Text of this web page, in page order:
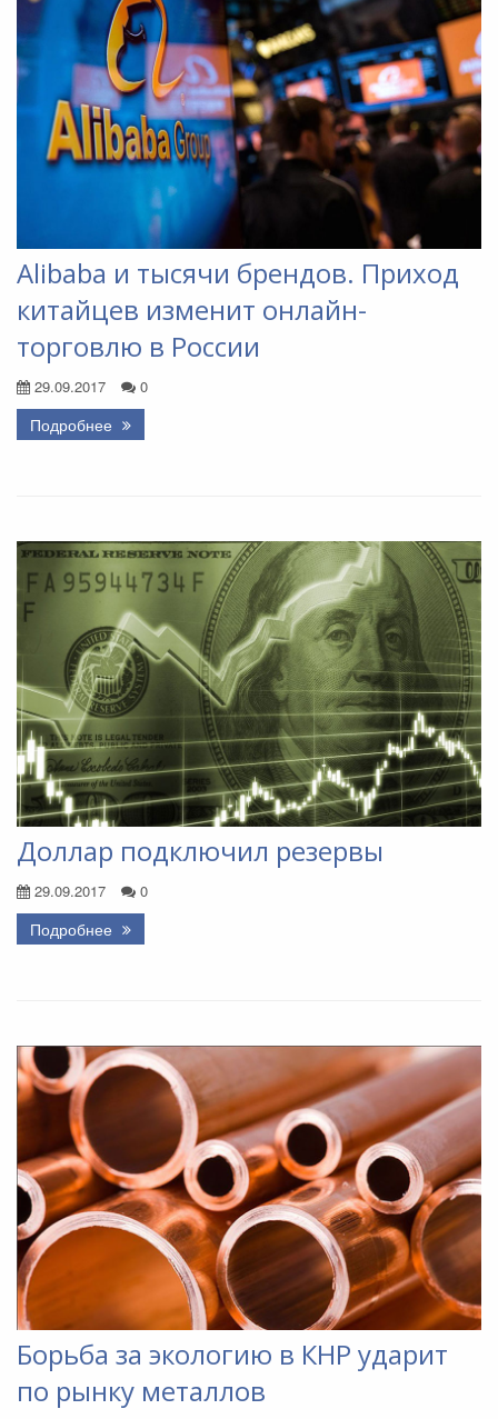
Alibaba и тысячи брендов. Приход
китайцев изменит онлайн-
торговлю в России
29.09.2017 0
Подробнее
Доллар подключил резервы
29.09.2017 0
Подробнее
Борьба за экологию в КНР ударит
по рынку металлов